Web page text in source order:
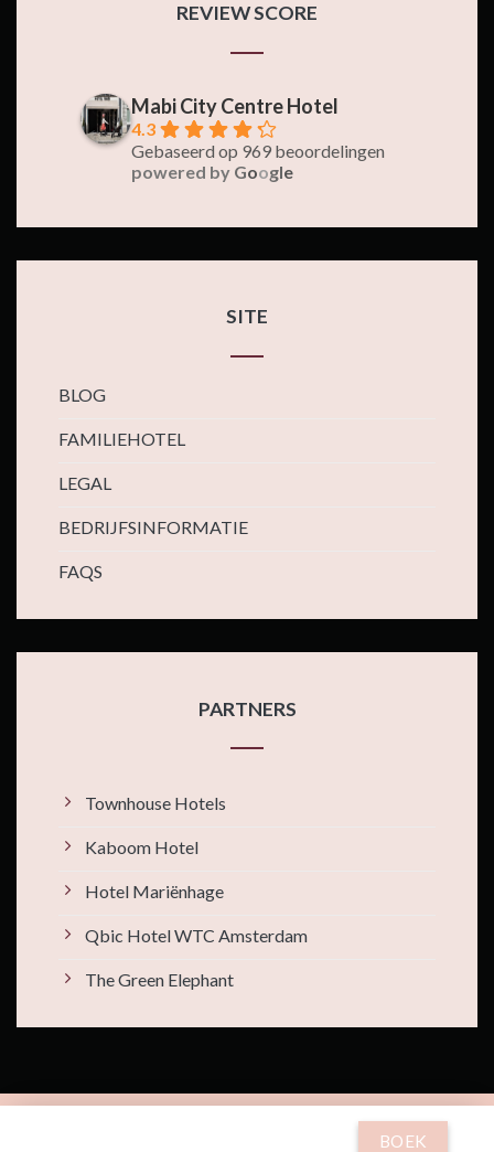
REVIEW SCORE
Mabi City Centre Hotel
4.3
Gebaseerd op 969 beoordelingen
powered by Google
SITE
BLOG
FAMILIEHOTEL
LEGAL
BEDRIJFSINFORMATIE
FAQS
PARTNERS
Townhouse Hotels
Kaboom Hotel
Hotel Mariënhage
Qbic Hotel WTC Amsterdam
The Green Elephant
© MABI 2026 all rights reserved.
BOEK